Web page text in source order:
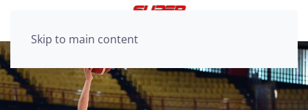
Skip to main content